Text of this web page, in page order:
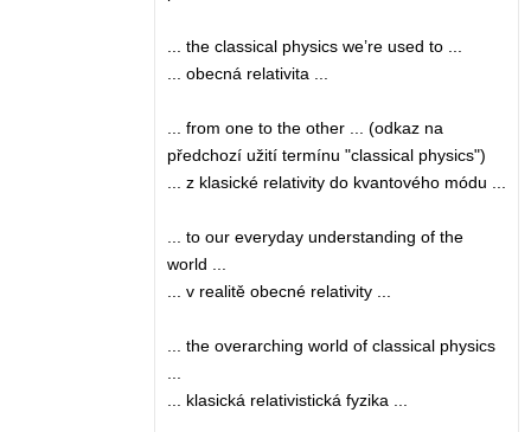
... the classical physics we’re used to ...
... obecná relativita ...
... from one to the other ... (odkaz na
předchozí užití termínu "classical physics")
... z klasické relativity do kvantového módu ...
... to our everyday understanding of the
world ...
... v realitě obecné relativity ...
... the overarching world of classical physics
...
... klasická relativistická fyzika ...